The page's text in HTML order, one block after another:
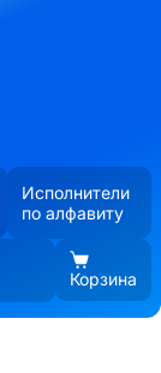
Исполнители
по алфавиту
Корзина